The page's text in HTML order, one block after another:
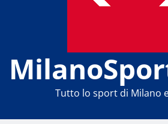
Tutto lo sport di Milano